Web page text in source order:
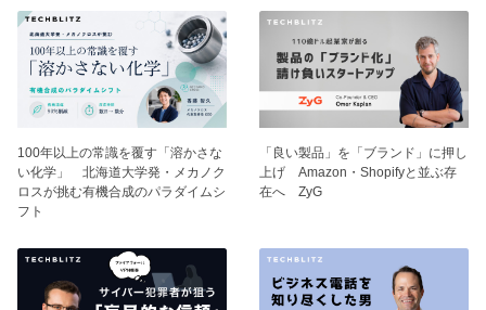
100年以上の常識を覆す「溶かさな
い化学」 北海道大学発・メカノク
ロスが挑む有機合成のパラダイムシ
フト
「良い製品」を「ブランド」に押し
上げ Amazon・Shopifyと並ぶ存
在へ ZyG